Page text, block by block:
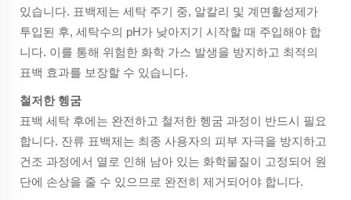
있습니다. 표백제는 세탁 주기 중, 알칼리 및 계면활성제가
투입된 후, 세탁수의 pH가 낮아지기 시작할 때 주입해야 합
니다. 이를 통해 위험한 화학 가스 발생을 방지하고 최적의
표백 효과를 보장할 수 있습니다.
철저한 헹굼
표백 세탁 후에는 완전하고 철저한 헹굼 과정이 반드시 필요
합니다. 잔류 표백제는 최종 사용자의 피부 자극을 방지하고
건조 과정에서 열로 인해 남아 있는 화학물질이 고정되어 원
단에 손상을 줄 수 있으므로 완전히 제거되어야 합니다.